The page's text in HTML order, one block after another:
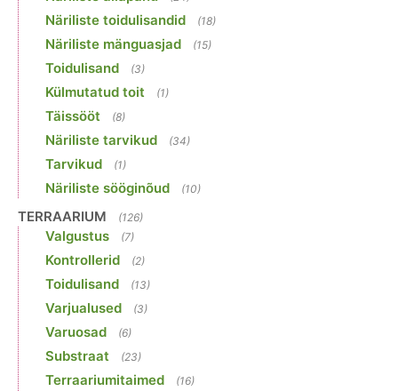
Näriliste toidulisandid (18)
Näriliste mänguasjad (15)
Toidulisand (3)
Külmutatud toit (1)
Täissööt (8)
Näriliste tarvikud (34)
Tarvikud (1)
Näriliste sööginõud (10)
TERRAARIUM (126)
Valgustus (7)
Kontrollerid (2)
Toidulisand (13)
Varjualused (3)
Varuosad (6)
Substraat (23)
Terraariumitaimed (16)